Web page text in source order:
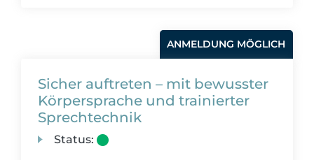
ANMELDUNG MÖGLICH
Sicher auftreten – mit bewusster
Körpersprache und trainierter
Sprechtechnik
Status: